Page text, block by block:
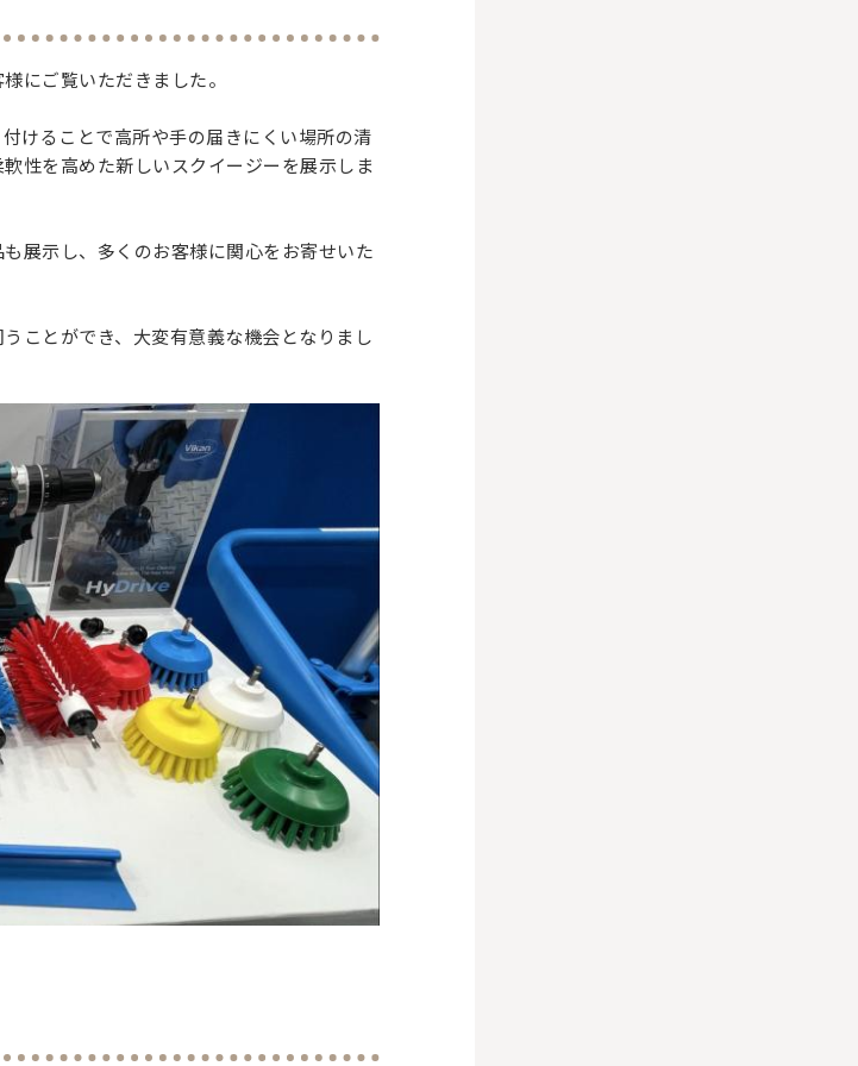
にご覧いただきました。
けることで高所や手の届きにくい場所の清
性を高めた新しいスクイージーを展示しま
展示し、多くのお客様に関心をお寄せいた
ことができ、大変有意義な機会となりまし